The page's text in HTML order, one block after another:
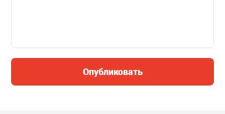
Опубликовать